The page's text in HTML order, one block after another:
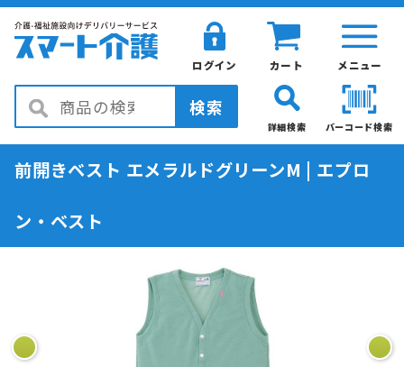
メニュー
カート
ログイン
検索
バーコード検索
詳細検索
前開きベスト エメラルドグリーンM | エプロ
ン・ベスト